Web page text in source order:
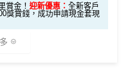
認可簽賬滿HK$1,000或
里賞金。每1里賞金 ≈ HK
賞金！ 迎新優惠： 全新客戶
獎賞錢，成功申請現金套現